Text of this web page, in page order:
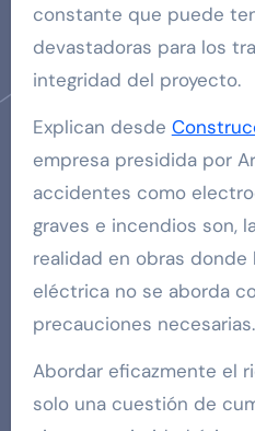
constante que puede
devastadoras para los
integridad del proyecto.
Explican desde
empresa presidida por
accidentes como
graves e incendios son,
realidad en obras donde
eléctrica no se aborda
precauciones necesarias.
Abordar eficazmente el
solo una cuestión de